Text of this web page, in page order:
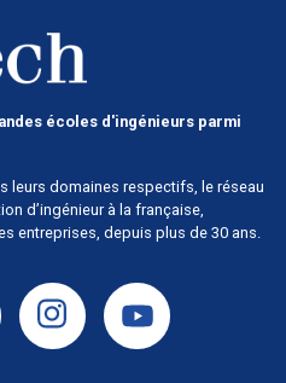
écoles d'ingénieurs parmi
leurs domaines respectifs, le réseau
d’ingénieur à la française,
entreprises, depuis plus de 30 ans.